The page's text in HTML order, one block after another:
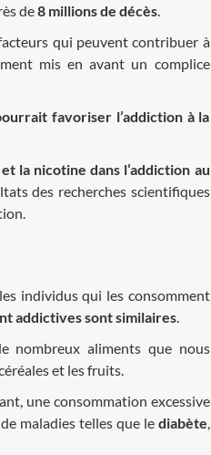
de8 millions de décès
qui peuvent contribuer à
mis en avant un complice
favoriser l’addiction à la
la nicotine dans l’addiction au
des recherches scientifiques
individus qui les consomment
addictives sontsimilaires
nombreux aliments que nous
et les fruits.
une consommation excessive
maladies telles que le diabète